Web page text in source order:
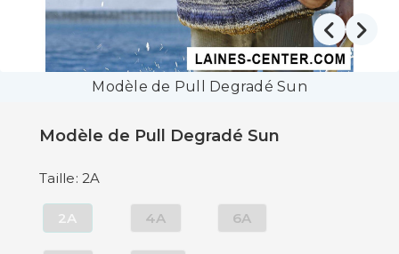
Modèle de Pull Degradé Sun
Modèle de Pull Degradé Sun
Taille: 2A
2A 4A 6A